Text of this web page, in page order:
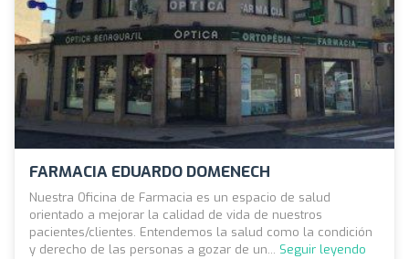
FARMACIA EDUARDO DOMENECH
Nuestra Oficina de Farmacia es un espacio de salud
orientado a mejorar la calidad de vida de nuestros
pacientes/clientes. Entendemos la salud como la condición
y derecho de las personas a gozar de un... Seguir leyendo